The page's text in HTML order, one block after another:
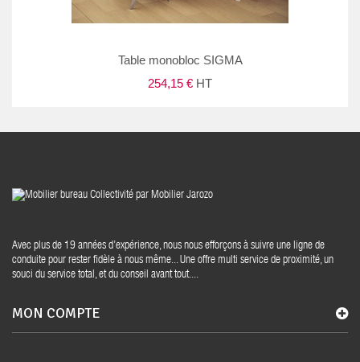
Table monobloc SIGMA
254,15 € HT
Avec plus de 19 années d’expérience, nous nous efforçons à suivre une ligne de
conduite pour rester fidèle à nous même... Une offre multi service de proximité, un
souci du service total, et du conseil avant tout....
MON COMPTE